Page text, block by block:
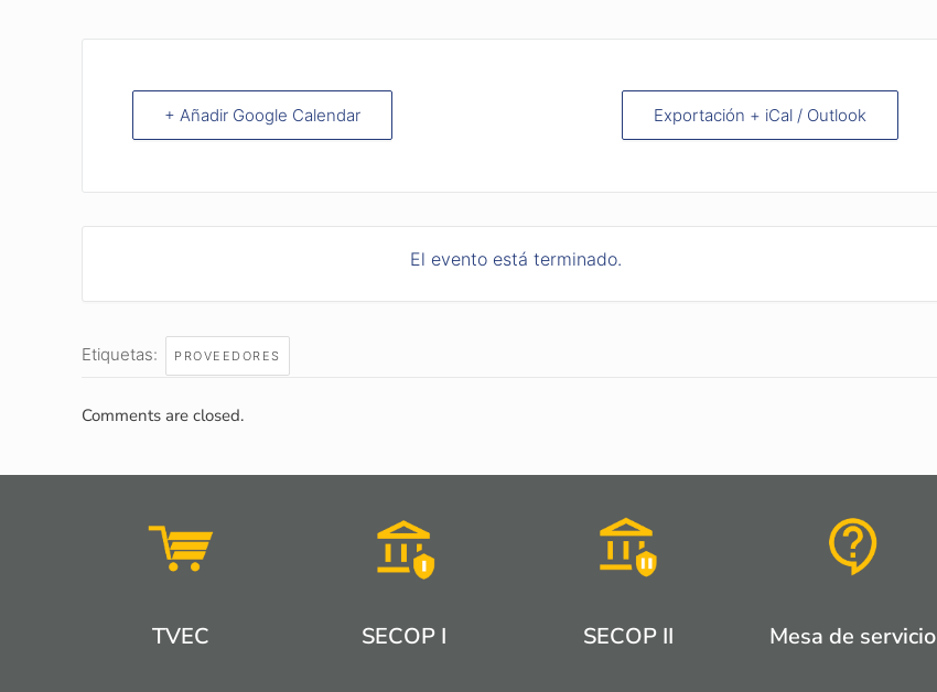
+ Añadir Google Calendar Exportación + iCal / Outlook
El evento está terminado.
Etiquetas: PROVEEDORES
Comments are closed.
TVEC SECOP I SECOP II Mesa de servicio